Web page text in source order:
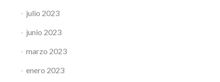
julio 2023
junio 2023
marzo 2023
enero 2023